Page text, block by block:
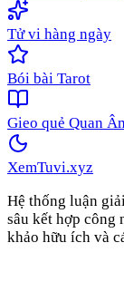
Tử vi hàng ngày
Bói bài Tarot
Gieo quẻ Quan
XemTuvi.xyz
Hệ thống luận
sâu kết hợp công
khảo hữu ích và